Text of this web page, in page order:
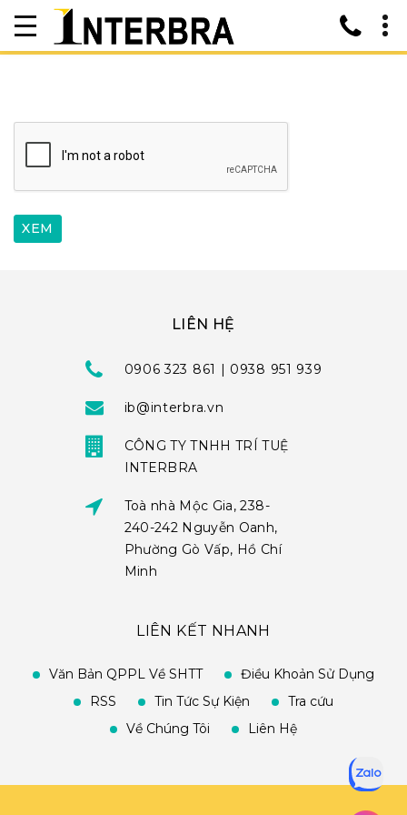
LIÊN HỆ
0906 323 861 | 0938 951 939
ib@interbra.vn
CÔNG TY TNHH TRÍ TUỆ
INTERBRA
Toà nhà Mộc Gia, 238-
240-242 Nguyễn Oanh,
Phường Gò Vấp, Hồ Chí
Minh
LIÊN KẾT NHANH
Văn Bản QPPL Về SHTT
Điều Khoản Sử Dụng
RSS
Tin Tức Sự Kiện
Tra cứu
Về Chúng Tôi
Liên Hệ